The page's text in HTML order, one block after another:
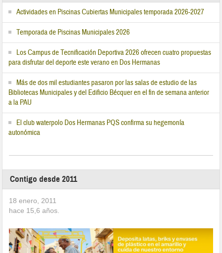
Actividades en Piscinas Cubiertas Municipales temporada 2026-2027
Temporada de Piscinas Municipales 2026
Los Campus de Tecnificación Deportiva 2026 ofrecen cuatro propuestas
para disfrutar del deporte este verano en Dos Hermanas
Más de dos mil estudiantes pasaron por las salas de estudio de las
Bibliotecas Municipales y del Edificio Bécquer en el fin de semana anterior
a la PAU
El club waterpolo Dos Hermanas PQS confirma su hegemonía
autonómica
Contigo desde 2011
18 enero, 2011
hace 15,6 años.